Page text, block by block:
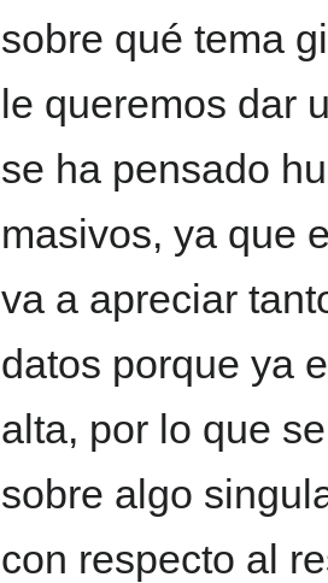
sobre qué tema
le queremos dar
se ha pensado
masivos, ya que
va a apreciar
datos porque ya
alta, por lo que
sobre algo
con respecto al